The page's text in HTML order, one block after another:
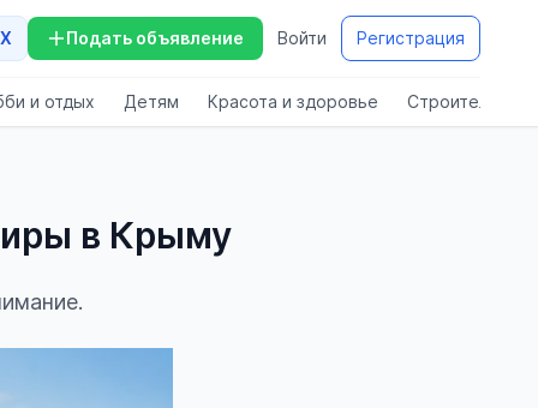
Подать объявление Войти Регистрация
и отдых Детям Красота и здоровье Строительство
в Крыму